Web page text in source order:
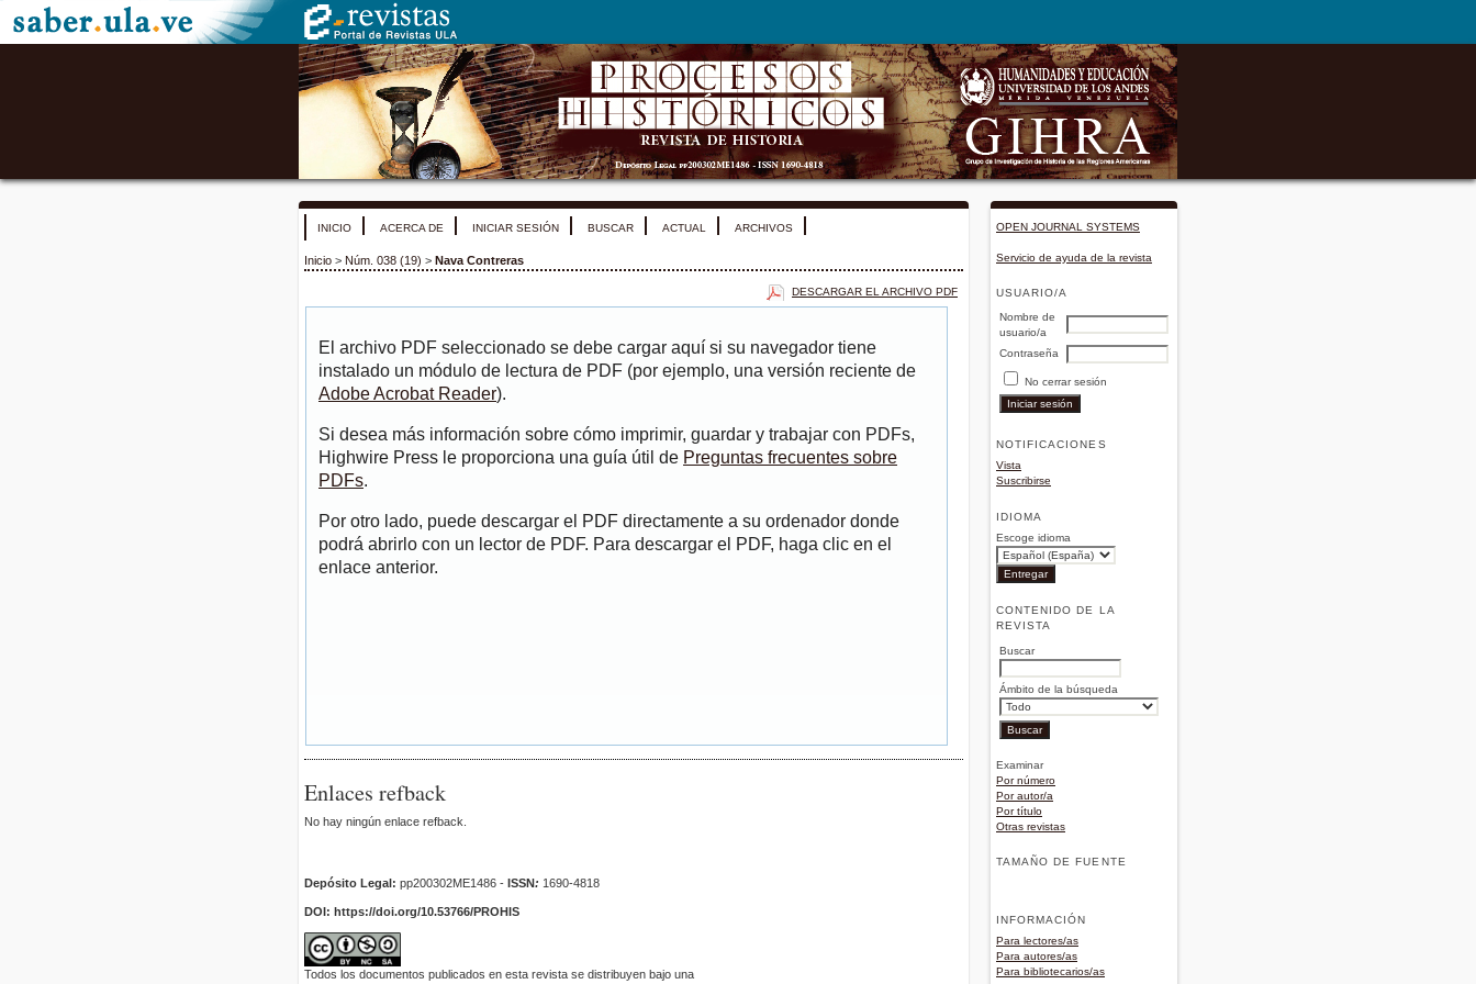
OPEN JOURNAL SYSTEMS
Servicio de ayuda de la revista
USUARIO/A
Nombre de
usuario/a
Contraseña
No cerrar sesión
NOTIFICACIONES
Vista
Suscribirse
IDIOMA
Escoge idioma
CONTENIDO DE LA
REVISTA
Buscar
Ámbito de la búsqueda
Examinar
Por número
Por autor/a
Por título
Otras revistas
TAMAÑO DE FUENTE
INFORMACIÓN
Para lectores/as
Para autores/as
Para bibliotecarios/as
INICIO ACERCA DE INICIAR SESIÓN BUSCAR ACTUAL ARCHIVOS
Inicio > Núm. 038 (19) > Nava Contreras
DESCARGAR EL ARCHIVO PDF
El archivo PDF seleccionado se debe cargar aquí si su navegador tiene
instalado un módulo de lectura de PDF (por ejemplo, una versión reciente de
Adobe Acrobat Reader).
Si desea más información sobre cómo imprimir, guardar y trabajar con PDFs,
Highwire Press le proporciona una guía útil de Preguntas frecuentes sobre
PDFs.
Por otro lado, puede descargar el PDF directamente a su ordenador donde
podrá abrirlo con un lector de PDF. Para descargar el PDF, haga clic en el
enlace anterior.
Enlaces refback
No hay ningún enlace refback.
Depósito Legal: pp200302ME1486 - ISSN: 1690-4818
DOI: https://doi.org/10.53766/PROHIS
Todos los documentos publicados en esta revista se distribuyen bajo una